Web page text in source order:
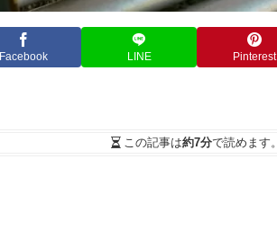
Facebook LINE Pinterest
この記事は約7分で読めます。